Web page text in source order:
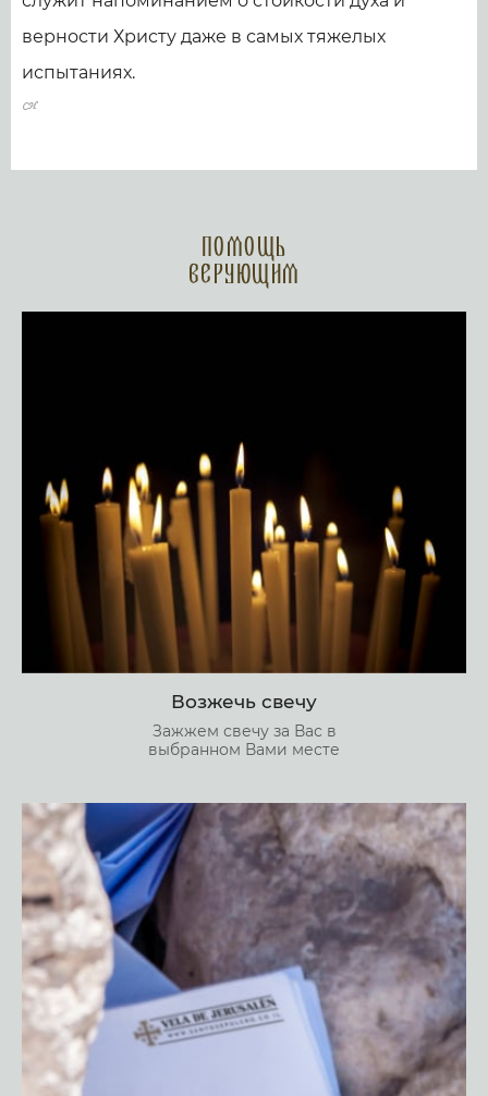
верности Христу даже в самых тяжелых
испытаниях.
Помощь
верующим
Возжечь свечу
Зажжем свечу за Вас в
выбранном Вами месте